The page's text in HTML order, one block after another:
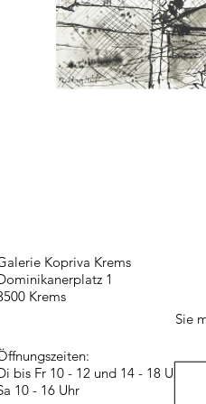
Kopriva Krems
1
Krems
bis Fr 10 - 12 und 14 - 18 Uhr
10 - 16 Uhr
Sie